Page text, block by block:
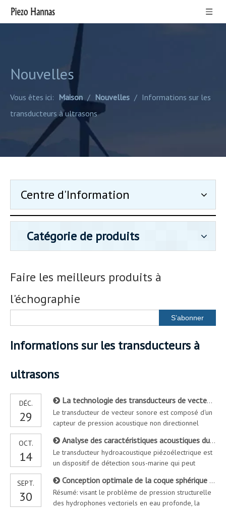
Nouvelles
Vous êtes ici: Maison / Nouvelles / Informations sur les
transducteurs à ultrasons
Centre d'Information
Catégorie de produits
Faire les meilleurs produits à
l'échographie
S’abonner
Informations sur les transducteurs à
ultrasons
DÉC.
29
La technologie des transducteurs de vecteur acoustique a attiré beaucoup l'attention de l'industrie acoustique sous-marine
Le transducteur de vecteur sonore est composé d'un
capteur de pression acoustique non directionnel
ponctuelle dirigée par dipôle. Il peut mesurer
simultanément la pression acoustique à un point du
champ sonore et plusieurs composants orthogonaux
de la vitesse de vibration des particules. T
OCT.
14
Analyse des caractéristiques acoustiques du transducteur acoustique sous-marine piézoélectrique
Le transducteur hydroacoustique piézoélectrique est
un dispositif de détection sous-marine qui peut
prédiction précise de ses caractéristiques acoustiques
dans un environnement sous-marin bruyant est très
importante pour la conception d'un transducteur
SEPT.
30
Conception optimale de la coque sphérique d'hydrophone de vecteur de co-vibration (1)
Résumé: visant le problème de pression structurelle
des hydrophones vectoriels en eau profonde, la